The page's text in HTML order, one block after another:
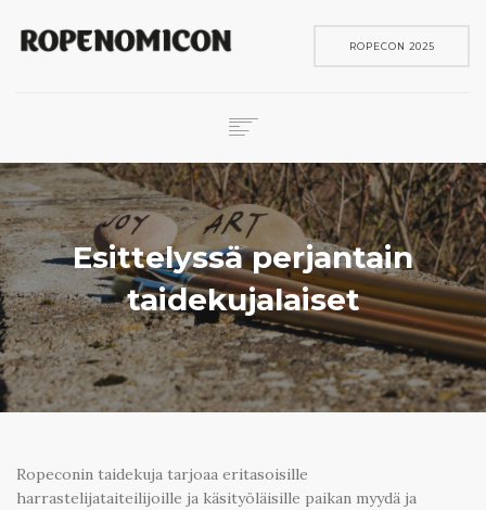
ROPECON 2025
ROPECON
SKENE
PELIT
IN ENGLISH
SEARCH
Esittelyssä perjantain
taidekujalaiset
Ropeconin taidekuja tarjoaa eritasoisille
harrastelijataiteilijoille ja käsityöläisille paikan myydä ja